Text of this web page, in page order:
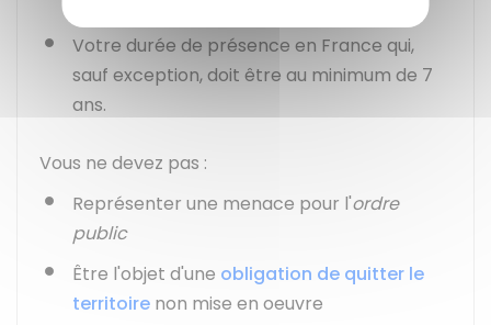
Votre durée de présence en France qui,
sauf exception, doit être au minimum de 7
ans.
Vous ne devez pas :
Représenter une menace pour l'ordre
public
Être l'objet d'une obligation de quitter le
territoire non mise en oeuvre